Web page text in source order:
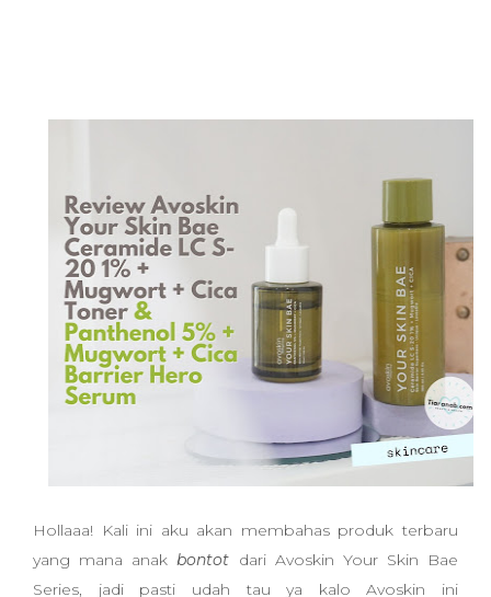
Hollaaa! Kali ini aku akan membahas produk terbaru
yang mana anak bontot dari Avoskin Your Skin Bae
Series, jadi pasti udah tau ya kalo Avoskin ini